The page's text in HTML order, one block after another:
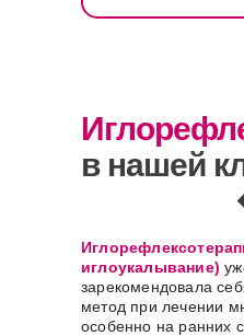
иглоукалывание)
зарекомендовала
метод при лечении
особенно на ранних
в нашей